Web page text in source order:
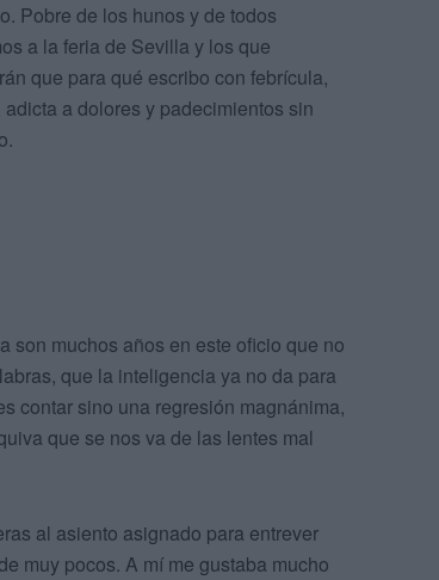
Pobre de los hunos y de todos
a la feria de Sevilla y los que
que para qué escribo con febrícula,
a dolores y padecimientos sin
son muchos años en este oficio que no
que la inteligencia ya no da para
contar sino una regresión magnánima,
que se nos va de las lentes mal
al asiento asignado para entrever
muy pocos. A mí me gustaba mucho